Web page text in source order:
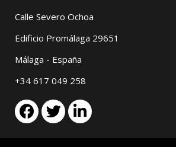
Calle Severo Ochoa
Edificio Promálaga 29651
Málaga - España
+34 617 049 258